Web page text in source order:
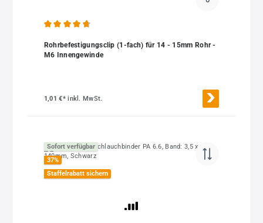
Rohrbefestigungsclip (1-fach) für 14 - 15mm Rohr -
M6 Innengewinde
1,01 €*inkl. MwSt.
Sofort verfügbar
37%
Staffelrabatt sichern